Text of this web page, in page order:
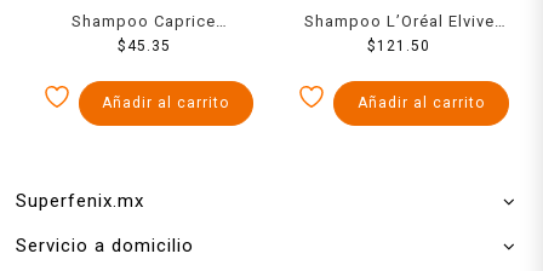
Shampoo Caprice
especialidades nutrición
hidra-cápsulas 750 ml
$45.35
Añadir al carrito
Shampoo L’Oréal Elvive
reparación total 5 cabello
$121.50
Añadir al carrito
Superfenix.mx
Servicio a domicilio